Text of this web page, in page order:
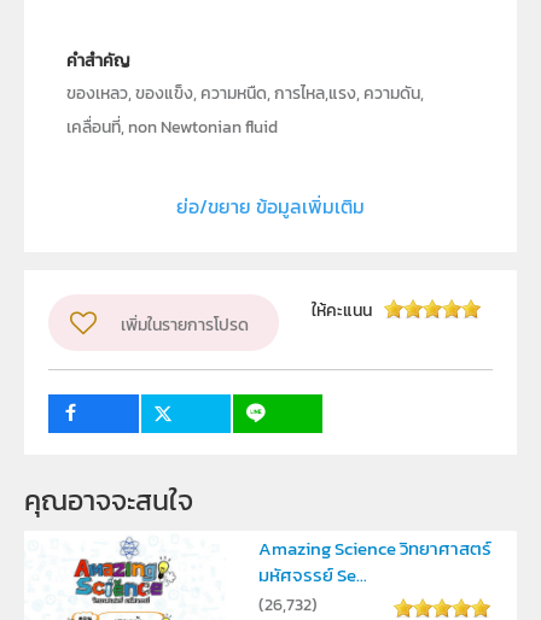
คำสำคัญ
ของเหลว, ของแข็ง, ความหนืด, การไหล,แรง, ความดัน,
เคลื่อนที่, non Newtonian fluid
ฝ่ายนวัตกรรมเพื่อการเรียนรู้
วิชา
ฟิสิกส์
ระดับชั้น
ย่อ/ขยาย ข้อมูลเพิ่มเติม
เพิ่มในรายการโปรด
ให้คะแนน
คุณอาจจะสนใจ
Amazing Science วิทยาศาสตร์
มหัศจรรย์ Se...
(26,732)